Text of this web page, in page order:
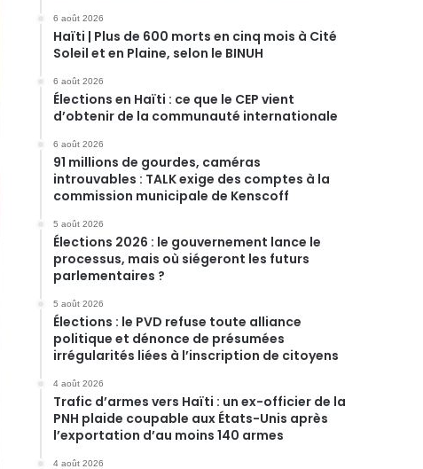
6 août 2026
Haïti | Plus de 600 morts en cinq mois à Cité
Soleil et en Plaine, selon le BINUH
6 août 2026
Élections en Haïti : ce que le CEP vient
d’obtenir de la communauté internationale
6 août 2026
91 millions de gourdes, caméras
introuvables : TALK exige des comptes à la
commission municipale de Kenscoff
5 août 2026
Élections 2026 : le gouvernement lance le
processus, mais où siégeront les futurs
parlementaires ?
5 août 2026
Élections : le PVD refuse toute alliance
politique et dénonce de présumées
irrégularités liées à l’inscription de citoyens
4 août 2026
Trafic d’armes vers Haïti : un ex-officier de la
PNH plaide coupable aux États-Unis après
l’exportation d’au moins 140 armes
4 août 2026